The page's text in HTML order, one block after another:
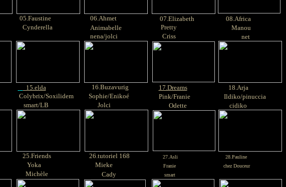
05.Faustine 06.Ahmet 07.Elizabeth
08.Africa
Cynderella Animabelle Pretty
Manou
nena/jolci Criss net
15.elda 16.Buzavurig 17.Dreams
18.Arja
Colybrix/Soxilidem Sophie/Enikoé Pink/Franie Ildiko/pinuccia
smart/LB Jolci Odette cidiko
25.Friends 26.tutoriel 168 27.Asli 28.Pauline
Yoka Mieke Franie chez Douceur
Michèle Cady smart